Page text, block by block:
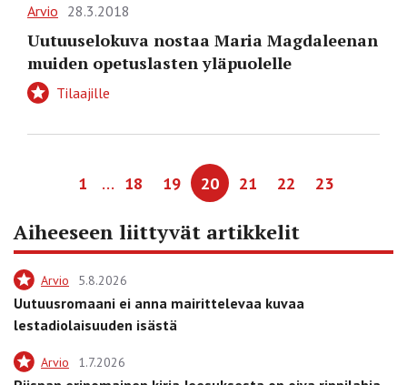
Arvio 28.3.2018
Uutuuselokuva nostaa Maria Magdaleenan
muiden opetuslasten yläpuolelle
Tilaajille
1 … 18 19 20 21 22 23
Aiheeseen liittyvät artikkelit
Arvio 5.8.2026
Uutuusromaani ei anna mairittelevaa kuvaa
lestadiolaisuuden isästä
Arvio 1.7.2026